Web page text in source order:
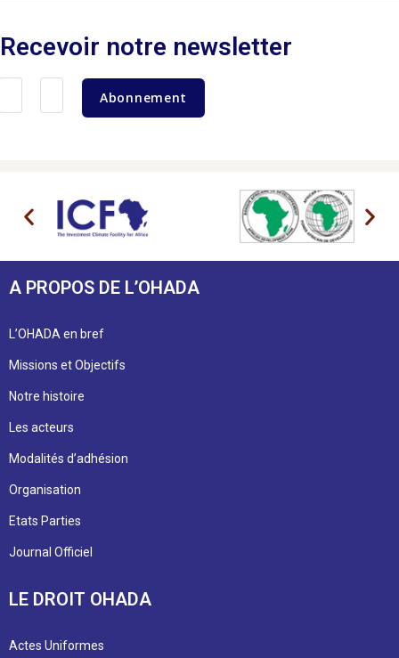
Recevoir notre newsletter
Abonnement
A PROPOS DE L’OHADA
L’OHADA en bref
Missions et Objectifs
Notre histoire
Les acteurs
Modalités d’adhésion
Organisation
Etats Parties
Journal Officiel
LE DROIT OHADA
Actes Uniformes